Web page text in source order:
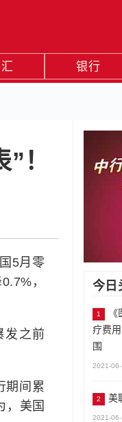
银行
！
5月零
，
发之前
期间累
，美国
今日
1
疗费
围
2021-
2 美
2021-